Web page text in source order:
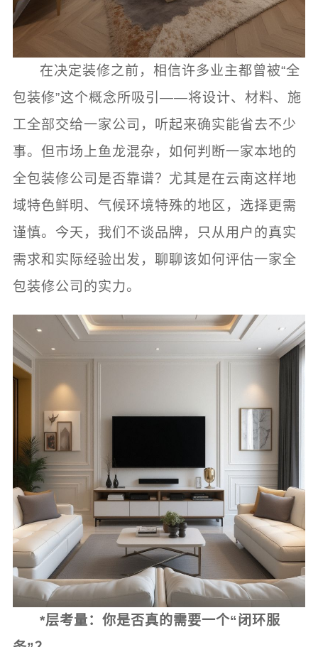
在决定装修之前，相信许多业主都曾被“全
包装修”这个概念所吸引——将设计、材料、施
工全部交给一家公司，听起来确实能省去不少
事。但市场上鱼龙混杂，如何判断一家本地的
全包装修公司是否靠谱？尤其是在云南这样地
域特色鲜明、气候环境特殊的地区，选择更需
谨慎。今天，我们不谈品牌，只从用户的真实
需求和实际经验出发，聊聊该如何评估一家全
包装修公司的实力。
*层考量：你是否真的需要一个“闭环服